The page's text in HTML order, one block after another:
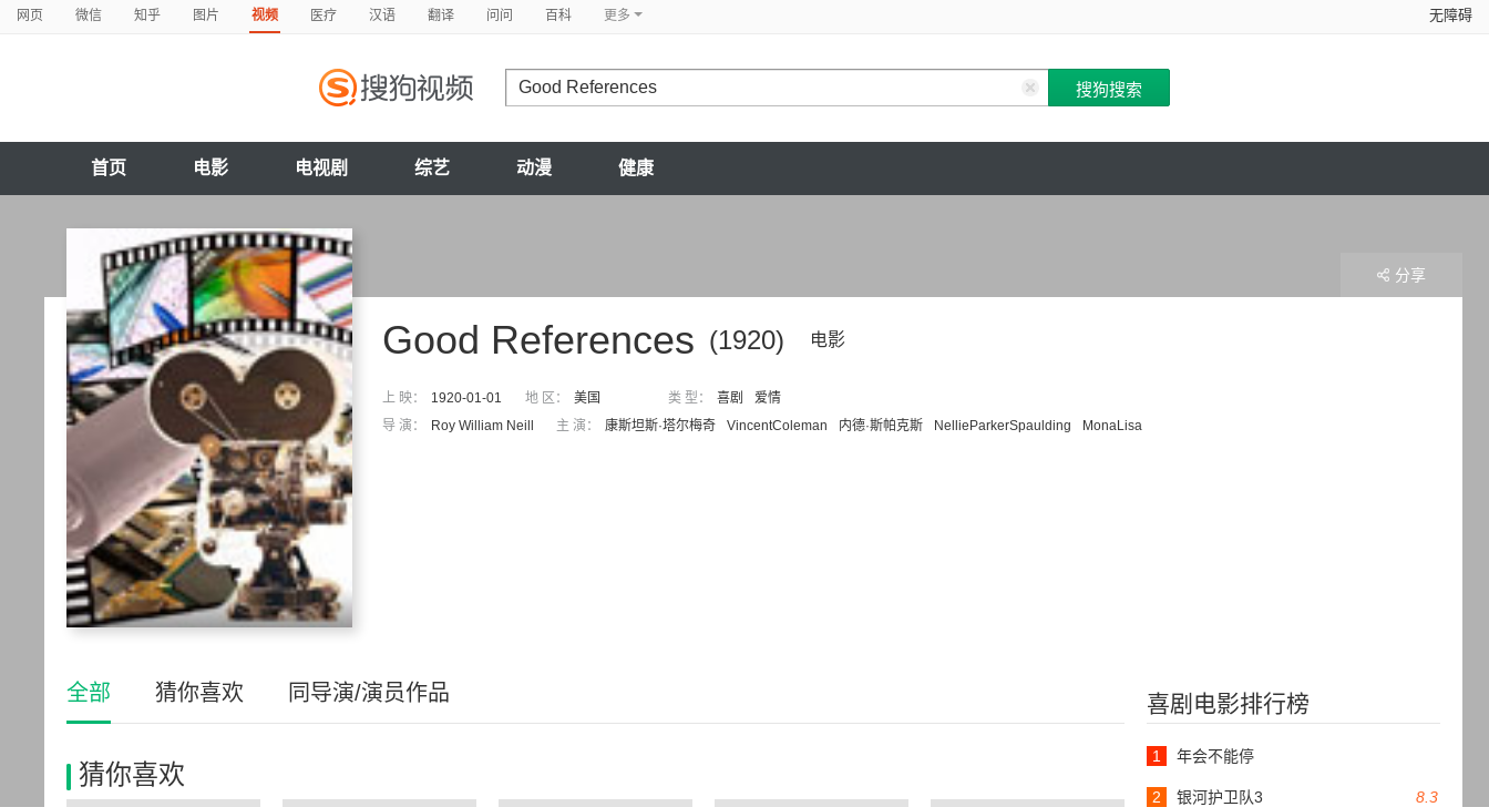
网页 微信 知乎 图片 视频 医疗 汉语 翻译 问问 百科 更多 无障碍
首页 电影 电视剧 综艺 动漫 健康
(1920) 电影
Good References
上 映： 1920-01-01 地 区： 美国 类 型： 喜剧
爱情
导 演：
Roy William Neill 主 演： 康斯坦斯·塔尔梅奇 VincentColeman 内德·斯帕克斯 NellieParkerSpaulding MonaLisa
分享
喜剧电影排行榜
1 年会不能停
8.3
2 银河护卫队3
全部 猜你喜欢 同导演/演员作品
猜你喜欢